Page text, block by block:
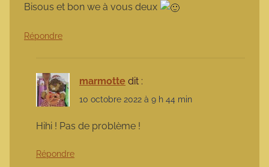
Bisous et bon we à vous deux
Répondre
marmotte dit :
10 octobre 2022 à 9 h 44 min
Hihi ! Pas de problème !
Répondre